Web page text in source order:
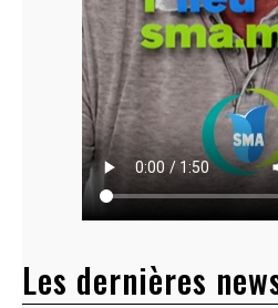
Les dernières